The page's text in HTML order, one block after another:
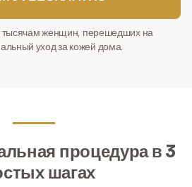
тысячам женщин, перешедших на
уход за кожей дома.
процедура в 3
шагах